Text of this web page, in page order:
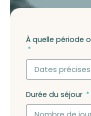
À quelle période
Durée du séjour